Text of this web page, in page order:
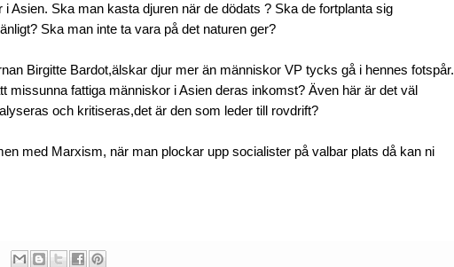
i Asien. Ska man kasta djuren när de dödats ? Ska de fortplanta sig
Ska man inte ta vara på det naturen ger?
Birgitte Bardot,älskar djur mer än människor VP tycks gå i hennes fotspår.
missunna fattiga människor i Asien deras inkomst? Även här är det väl
och kritiseras,det är den som leder till rovdrift?
med Marxism, när man plockar upp socialister på valbar plats då kan ni